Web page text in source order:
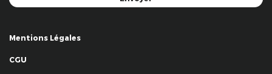
Mentions Légales
CGU